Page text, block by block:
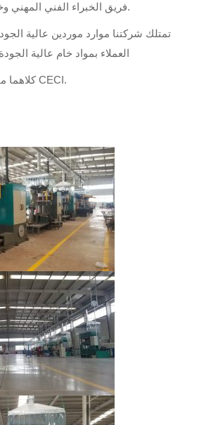
فريق الخبراء الفني المهني وخدمة العملاء الممتازة.
تمتلك شركتنا موارد موردين عالية
العملاء بمواد خام عالية
OEM وODM كلاهما متاح في CECI.